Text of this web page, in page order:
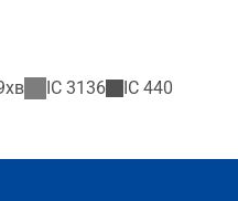
IC 3136 IC 440